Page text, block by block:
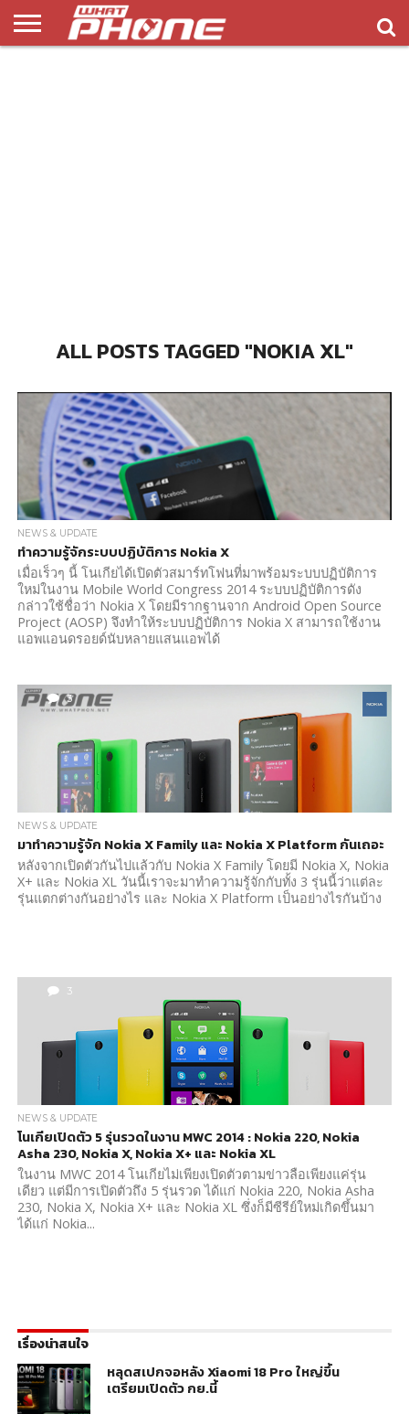
ALL POSTS TAGGED "NOKIA XL"
NEWS & UPDATE
ทำความรู้จักระบบปฏิบัติการ Nokia X
เมื่อเร็วๆ นี้ โนเกียได้เปิดตัวสมาร์ทโฟนที่มาพร้อมระบบปฏิบัติการ
ใหม่ในงาน Mobile World Congress 2014 ระบบปฏิบัติการดัง
กล่าวใช้ชื่อว่า Nokia X โดยมีรากฐานจาก Android Open Source
Project (AOSP) จึงทำให้ระบบปฏิบัติการ Nokia X สามารถใช้งาน
แอพแอนดรอยด์นับหลายแสนแอพได้
3
NEWS & UPDATE
มาทำความรู้จัก Nokia X Family และ Nokia X Platform กันเถอะ
หลังจากเปิดตัวกันไปแล้วกับ Nokia X Family โดยมี Nokia X, Nokia
X+ และ Nokia XL วันนี้เราจะมาทำความรู้จักกับทั้ง 3 รุ่นนี้ว่าแต่ละ
รุ่นแตกต่างกันอย่างไร และ Nokia X Platform เป็นอย่างไรกันบ้าง
3
NEWS & UPDATE
โนเกียเปิดตัว 5 รุ่นรวดในงาน MWC 2014 : Nokia 220, Nokia
Asha 230, Nokia X, Nokia X+ และ Nokia XL
ในงาน MWC 2014 โนเกียไม่เพียงเปิดตัวตามข่าวลือเพียงแค่รุ่น
เดียว แต่มีการเปิดตัวถึง 5 รุ่นรวด ได้แก่ Nokia 220, Nokia Asha
230, Nokia X, Nokia X+ และ Nokia XL ซึ่งก็มีซีรีย์ใหม่เกิดขึ้นมา
ได้แก่ Nokia...
เรื่องน่าสนใจ
หลุดสเปกจอหลัง Xiaomi 18 Pro ใหญ่ขึ้น
เตรียมเปิดตัว กย.นี้